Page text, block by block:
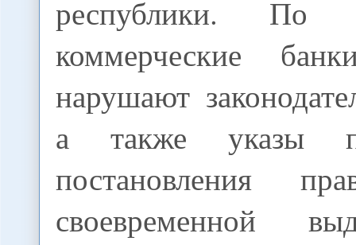
республики. По
коммерческие
нарушают
а также указы
постановления
своевременной